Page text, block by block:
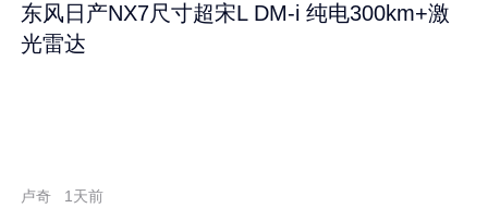
东风日产NX7尺寸超宋L DM-i 纯电300km+激
光雷达
卢奇 1天前